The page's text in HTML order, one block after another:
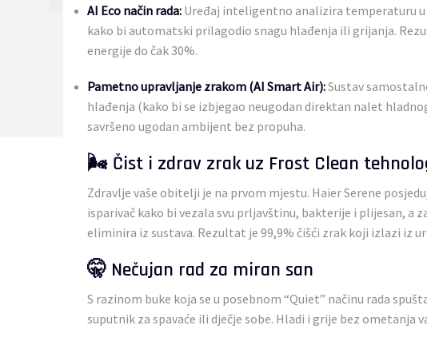
758,00 762,23€
AI Eco način rada:Uređaj inteligentno analizira temperaturu u
kako bi automatski prilagodio snagu hlađenja ili grijanja.
energije do čak 30%.
Pametno upravljanje zrakom (AI Smart Air):Sustav
hlađenja (kako bi se izbjegao neugodan direktan nalet
savršeno ugodan ambijent bez propuha.
🌬️ Čist i zdrav zrak uz Frost Clean
Zdravlje vaše obitelji je na prvom mjestu. Haier Serene
isparivač kako bi vezala svu prljavštinu, bakterije i plijesan,
eliminira iz sustava. Rezultat je 99,9% čišći zrak koji izlazi iz
🤫 Nečujan rad za miran san
S razinom buke koja se u posebnom “Quiet” načinu rada
suputnik za spavaće ili dječje sobe. Hladi i grije bez ometanja